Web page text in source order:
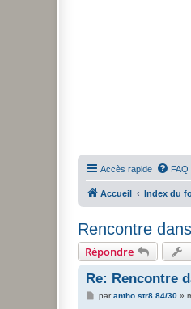
Accès rapide FAQ
Accueil Index du
Rencontre
Répondre
Re: Rencontre
Mparantho str8 84/30»